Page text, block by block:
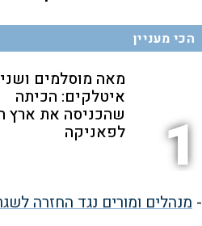
הכי מעניין
1
מאה מוסלמים ושני
איטלקים: הכיתה
שהכניסה את ארץ
לפאניקה
- מנהלים ומורים נגד החזרה